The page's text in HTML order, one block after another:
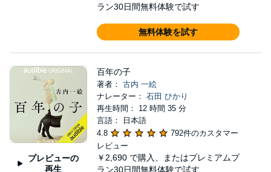
ラン30日間無料体験で試す
無料体験を試す
プレビューの
再生
百年の子
著者： 古内 一絵
ナレーター： 石田 ひかり
再生時間： 12 時間 35 分
言語： 日本語
4.8
792件のカスタマー
レビュー
￥2,690 で購入、またはプレミアムプ
ラン30日間無料体験で試す